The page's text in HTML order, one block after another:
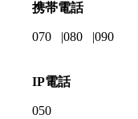
携帯電話
070 080 090
IP電話
050